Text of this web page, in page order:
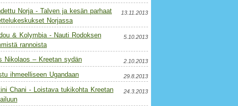
13.11.2013
Norja - Talven ja kesän parhaat
Norjassa
5.10.2013
& Kolymbia - Nauti Rodoksen
rannoista
2.10.2013
Nikolaos – Kreetan sydän
29.8.2013
ihmeelliseen Ugandaan
24.3.2013
Chani - Loistava tukikohta Kreetan